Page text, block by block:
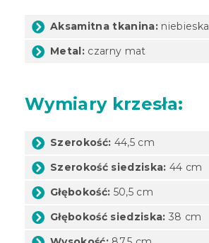
Aksamitna tkanina: niebieska
Metal: czarny mat
Wymiary krzesła:
Szerokość: 44,5 cm
Szerokość siedziska: 44 cm
Głębokość: 50,5 cm
Głębokość siedziska: 38 cm